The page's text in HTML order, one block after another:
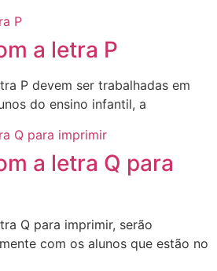
a letra P
P devem ser trabalhadas em
do ensino infantil, a
a letra Q para
Q para imprimir, serão
com os alunos que estão no